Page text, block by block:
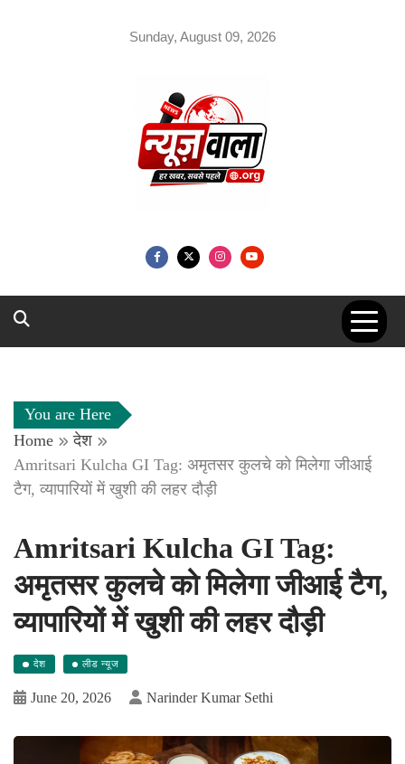
Sunday, August 09, 2026
You are Here
Home
देश
Amritsari Kulcha GI Tag: अमृतसर कुलचे को मिलेगा जीआई
टैग, व्यापारियों में खुशी की लहर दौड़ी
Amritsari Kulcha GI Tag:
अमृतसर कुलचे को मिलेगा जीआई टैग,
व्यापारियों में खुशी की लहर दौड़ी
देश लीड न्यूज
June 20, 2026 Narinder Kumar Sethi